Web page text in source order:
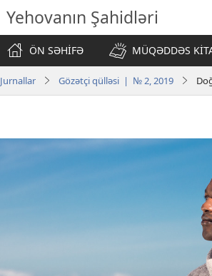
Yehovanın Şahidləri
ÖN SƏHİFƏ
MÜQƏDDƏS
Jurnallar Gözətçi qülləsi | № 2, 2019